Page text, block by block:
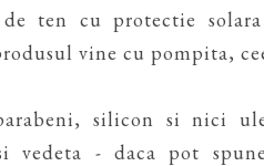
ten cu protectie
vine cu pompita,
silicon si nici
vedeta - daca pot